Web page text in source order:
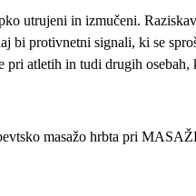
utrujeni in izmučeni.
protivnetni signali, ki se
atletih in tudi drugih
masažo hrbta pri